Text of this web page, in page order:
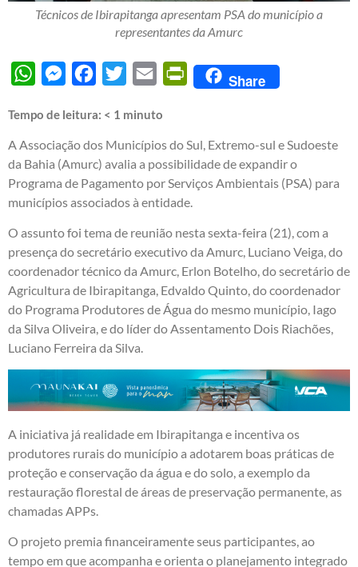
Técnicos de Ibirapitanga apresentam PSA do município a
representantes da Amurc
WhatsAppMessengerFacebook
Twitter Email PrintFriendly
Share
Tempo de leitura: < 1 minuto
A Associação dos Municípios do Sul, Extremo-sul e Sudoeste
da Bahia (Amurc) avalia a possibilidade de expandir o
Programa de Pagamento por Serviços Ambientais (PSA) para
municípios associados à entidade.
O assunto foi tema de reunião nesta sexta-feira (21), com a
presença do secretário executivo da Amurc, Luciano Veiga, do
coordenador técnico da Amurc, Erlon Botelho, do secretário de
Agricultura de Ibirapitanga, Edvaldo Quinto, do coordenador
do Programa Produtores de Água do mesmo município, Iago
da Silva Oliveira, e do líder do Assentamento Dois Riachões,
Luciano Ferreira da Silva.
A iniciativa já realidade em Ibirapitanga e incentiva os
produtores rurais do município a adotarem boas práticas de
proteção e conservação da água e do solo, a exemplo da
restauração florestal de áreas de preservação permanente, as
chamadas APPs.
O projeto premia financeiramente seus participantes, ao
tempo em que acompanha e orienta o planejamento integrado